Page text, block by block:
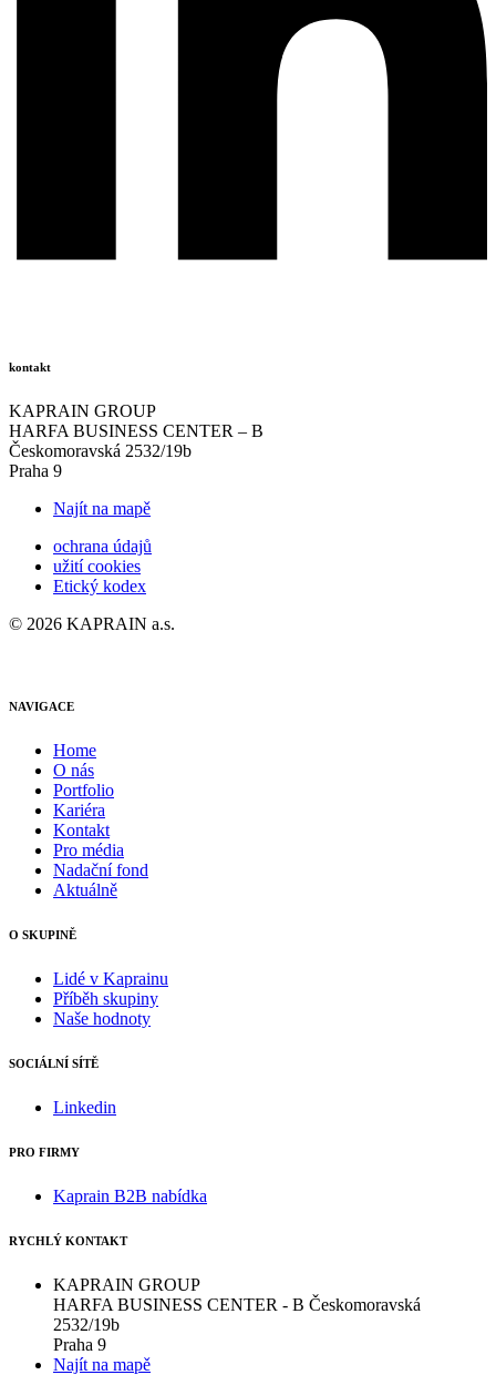
kontakt
KAPRAIN GROUP
HARFA BUSINESS CENTER – B
Českomoravská 2532/19b
Praha 9
Najít na mapě
ochrana údajů
užití cookies
Etický kodex
© 2026 KAPRAIN a.s.
NAVIGACE
Home
O nás
Portfolio
Kariéra
Kontakt
Pro média
Nadační fond
Aktuálně
O SKUPINĚ
Lidé v Kaprainu
Příběh skupiny
Naše hodnoty
SOCIÁLNÍ SÍTĚ
Linkedin
PRO FIRMY
Kaprain B2B nabídka
RYCHLÝ KONTAKT
KAPRAIN GROUP
HARFA BUSINESS CENTER - B Českomoravská
2532/19b
Praha 9
Najít na mapě